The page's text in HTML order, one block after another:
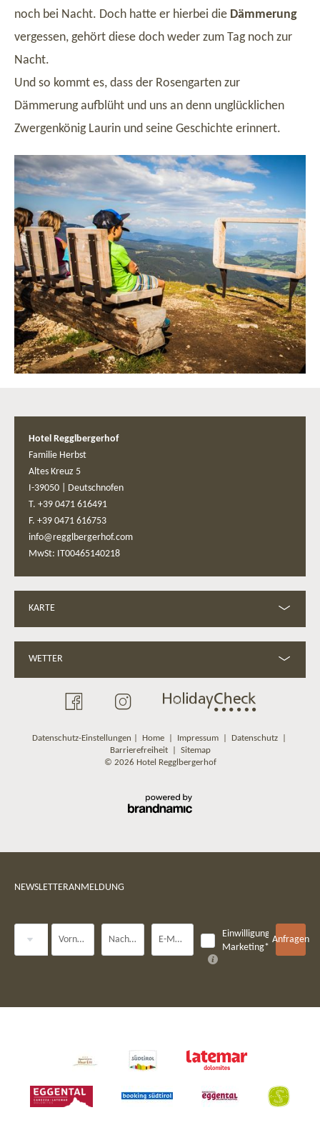
noch bei Nacht. Doch hatte er hierbei die Dämmerung
vergessen, gehört diese doch weder zum Tag noch zur
Nacht.
Und so kommt es, dass der Rosengarten zur
Dämmerung aufblüht und uns an denn unglücklichen
Zwergenkönig Laurin und seine Geschichte erinnert.
Hotel Regglbergerhof
Familie Herbst
Altes Kreuz 5
I-39050
Deutschnofen
T. +39 0471 616491
F. +39 0471 616753
info@regglbergerhof.com
MwSt: IT00465140218
KARTE
WETTER
Datenschutz-Einstellungen Home| Impressum| Datenschutz|
Barrierefreiheit| Sitemap
© 2026 Hotel Regglbergerhof
NEWSLETTERANMELDUNG
Vorname Nachname* E-Mail*
Einwilligung
Marketing*
Anfragen